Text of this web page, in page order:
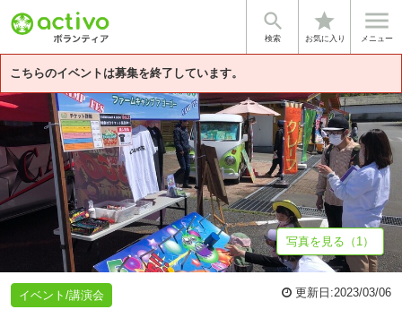

検索
star
お気に入り

メニュー
こちらのイベントは募集を終了しています。
基本情報 企業情報
写真を見る（1）
イベント/講演会 更新日:2023/03/06